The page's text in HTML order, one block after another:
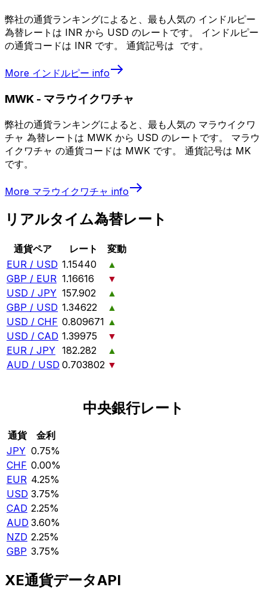
弊社の通貨ランキングによると、最も人気の インドルピー
為替レートは INR から USD のレートです。 インドルピー
の通貨コードは INR です。 通貨記号は ₹ です。
More インドルピー info
MWK - マラウイクワチャ
弊社の通貨ランキングによると、最も人気の マラウイクワ
チャ 為替レートは MWK から USD のレートです。 マラウ
イクワチャ の通貨コードは MWK です。 通貨記号は MK
です。
More マラウイクワチャ info
リアルタイム為替レート
通貨ペア レート
変動
EUR / USD 1.15440
▲
GBP / EUR 1.16616
▼
USD / JPY 157.902
▲
GBP / USD 1.34622
▲
USD / CHF 0.809671 ▲
USD / CAD 1.39975
▼
EUR / JPY 182.282
▲
AUD / USD 0.703802 ▼
中央銀行レート
通貨
金利
JPY 0.75%
CHF 0.00%
EUR 4.25%
USD 3.75%
CAD 2.25%
AUD 3.60%
NZD 2.25%
GBP 3.75%
XE通貨データAPI